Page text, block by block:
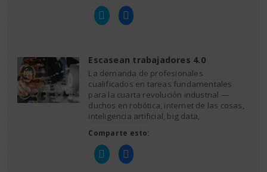
Haz
clic
para
(Se
abre
en
una
ventana
nueva)
Haz
clic
para
(Se
abre
en
una
ventana
nueva)
Escasean trabajadores 4.0
La demanda de profesionales
cualificados en tareas fundamentales
para la cuarta revolución industrial —
duchos en robótica, internet de las cosas,
inteligencia artificial, big data,
Comparte esto:
Haz
clic
para
Haz
clic
para